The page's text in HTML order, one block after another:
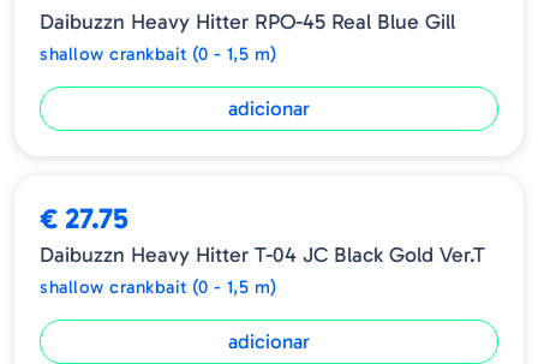
apelação, fingindo grande isca. E mesmo no
local estreito que tem uma zona produtiva
limitada, o "duplo golpe pesado" realiza uma
rápida reação ao fazer com que os basses
basses grandes e os faz morder em jogo raso
do verão ao outono e também trabalha na
pesca fluvial que requer apelo ao fluxo,
escusado será dizer, condições como em
águas barrentas, pouca luz , chuva.
Daibuzzn Heavy Hitter RPO-45 Real Blue Gill
shallow crankbait (0 - 1,5 m)
adicionar
€ 27.75
Daibuzzn Heavy Hitter T-04 JC Black Gold Ver.T
shallow crankbait (0 - 1,5 m)
adicionar